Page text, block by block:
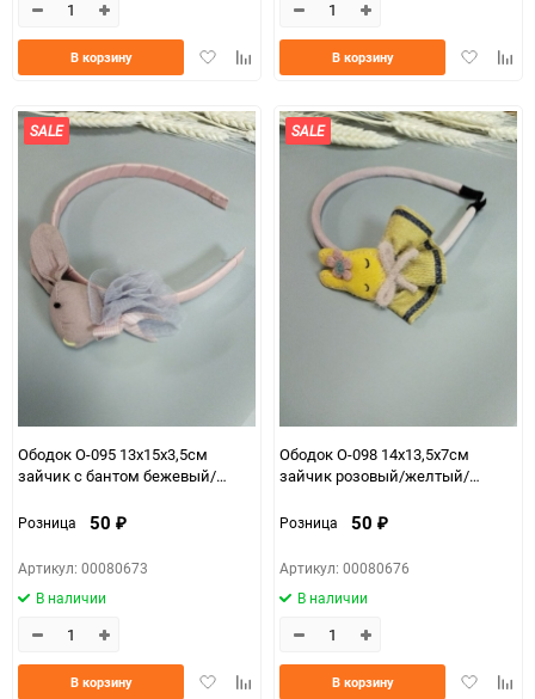
ДобавитьДобавить
В корзину
Добавить
В корзину
SALE
Ободок О-095 13х15х3,5см
зайчик с бантом бежевый/
Розница 50 ₽
Артикул: 00080673
В наличии
ДобавитьДобавить
В корзину
SALE
Ободок О-098 14х13,5х7см
зайчик розовый/желтый/
Розница 50 ₽
Артикул: 00080676
В наличии
Добавить
В корзину